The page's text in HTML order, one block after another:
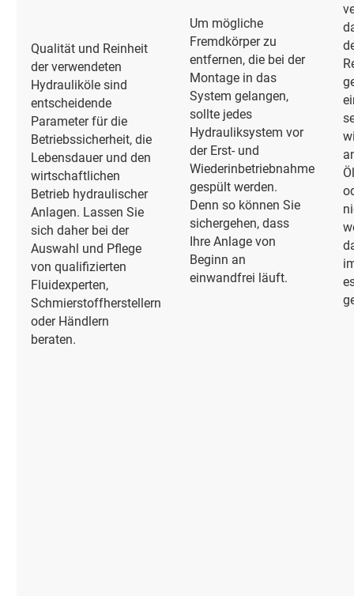
Qualität und Reinheit
der verwendeten
Hydrauliköle sind
entscheidende
Parameter für die
Betriebssicherheit, die
Lebensdauer und den
wirtschaftlichen
Betrieb hydraulischer
Anlagen. Lassen Sie
sich daher bei der
Auswahl und Pflege
von qualifizierten
Fluidexperten,
Schmierstoffherstellern
oder Händlern
beraten.
Um mögliche
Fremdkörper zu
entfernen, die bei der
Montage in das
System gelangen,
sollte jedes
Hydrauliksystem vor
der Erst- und
Wiederinbetriebnahme
gespült werden.
Denn so können Sie
sichergehen, dass
Ihre Anlage von
Beginn an
einwandfrei läuft.